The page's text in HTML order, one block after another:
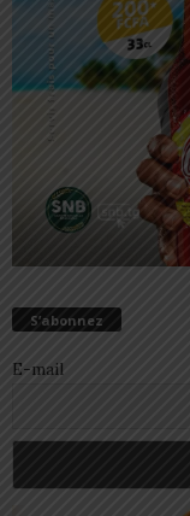
S’abonnez
E-mail